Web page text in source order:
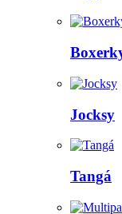
Jocksy
Tangá